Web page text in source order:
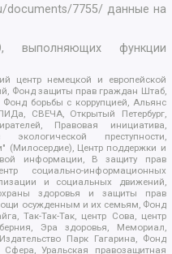
documents/7755/ данные на
функции
центр немецкой и европейской
Фонд защиты прав граждан Штаб,
борьбы с коррупцией, Альянс
СВЕЧА, Открытый Петербург,
Правовая инициатива,
преступности,
(Милосердие), Центр поддержки и
информации, В защиту прав
социально-информационных
и социальных движений,
здоровья и защиты прав
осужденным и их семьям, Фонд
Так-Так-Так, центр Сова, центр
Эра здоровья, Мемориал,
Парк Гагарина, Фонд
Уральская правозащитная